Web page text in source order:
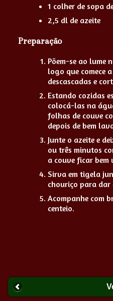
1 colher de sopa
2,5 dl de azeite
Preparação
Põem-se ao lume
logo que comece
descascadas e
Estando cozidas
colocá-las na
folhas de couve
depois de bem
Junte o azeite e
ou três minutos
a couve ficar bem
Sirva em tigela
chouriço para dar
Acompanhe com
centeio.